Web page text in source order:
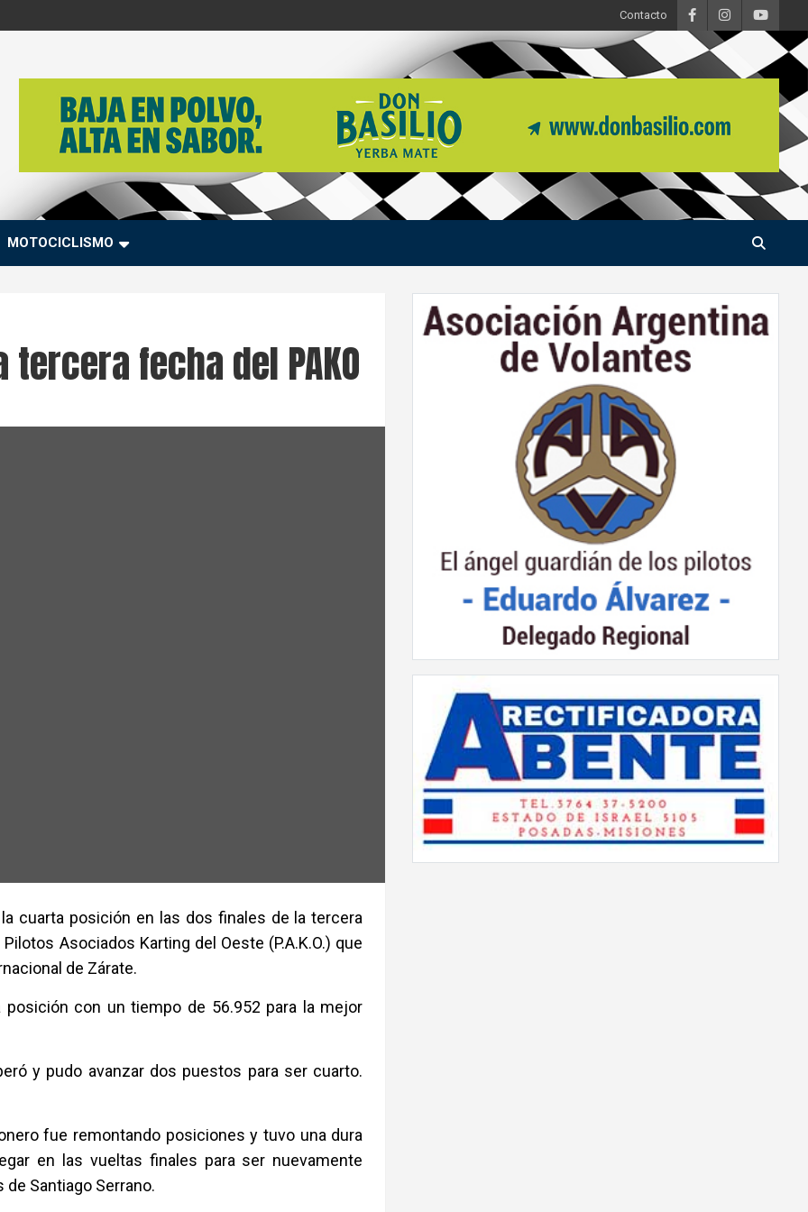
Contacto
MOTOCICLISMO
fecha del PAKO
cuarta posición en las dos finales de la tercera
Asociados Karting del Oeste (P.A.K.O.) que
de Zárate.
con un tiempo de 56.952 para la mejor
y pudo avanzar dos puestos para ser cuarto.
fue remontando posiciones y tuvo una dura
en las vueltas finales para ser nuevamente
Santiago Serrano.